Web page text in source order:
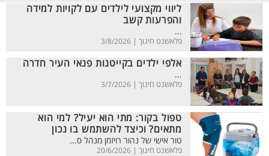
ליווי מקצועי לילדים עם לקויות למידה
והפרעות קשב
...
פלאשנט חינוך | 3/8/2026
אלפי ילדים בקייטנות פנאי העיר חדרה
...
פלאשנט חינוך | 3/7/2026
טפול בקור: מתי הוא יעיל? למי הוא
מתאים? וכיצד להשתמש בו נכון
טור אישי של נהור רויזמן מנהל ס...
פלאשנט חינוך | 20/6/2026